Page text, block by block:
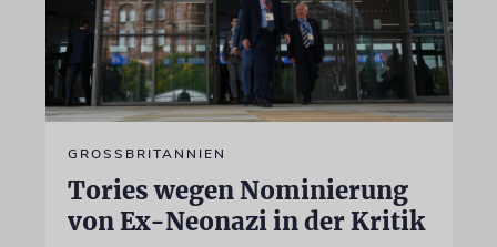
GROSSBRITANNIEN
Tories wegen Nominierung
von Ex-Neonazi in der Kritik